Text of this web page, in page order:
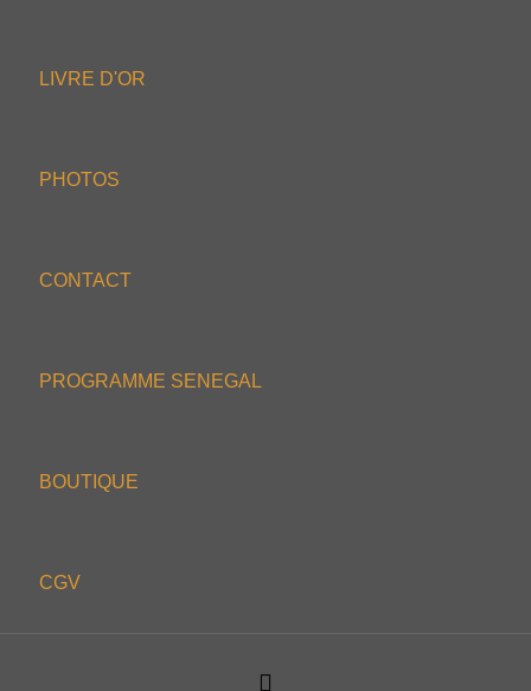
LIVRE D'OR
PHOTOS
CONTACT
PROGRAMME SENEGAL
BOUTIQUE
CGV